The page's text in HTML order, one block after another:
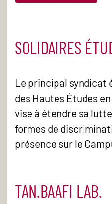
SOLIDAIRES
Le principal syndicat
des Hautes Études
vise à étendre sa
formes de
présence sur le
TAN.BAAFI LAB.